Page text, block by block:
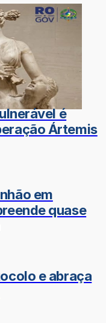
é
Ártemis
em
quase
e abraça